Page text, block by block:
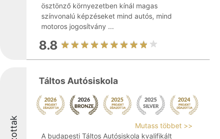
ösztönző környezetben kínál magas
színvonalú képzéseket mind autós, mind
motoros jogosítvány ...
8.8
Táltos Autósiskola
Mutass többet >>
A budapesti Táltos Autósiskola kvalifikált